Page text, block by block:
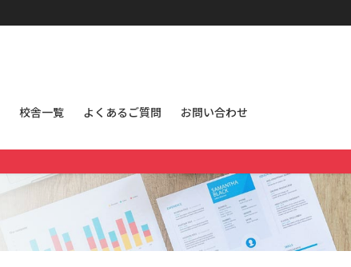
校舎一覧 よくあるご質問 お問い合わせ